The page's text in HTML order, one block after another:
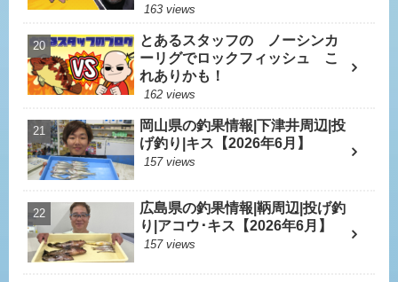
163 views
とあるスタッフの ノーシンカ
ーリグでロックフィッシュ こ
れありかも！
162 views
岡山県の釣果情報|下津井周辺|投
げ釣り|キス【2026年6月】
157 views
広島県の釣果情報|鞆周辺|投げ釣
り|アコウ･キス【2026年6月】
157 views